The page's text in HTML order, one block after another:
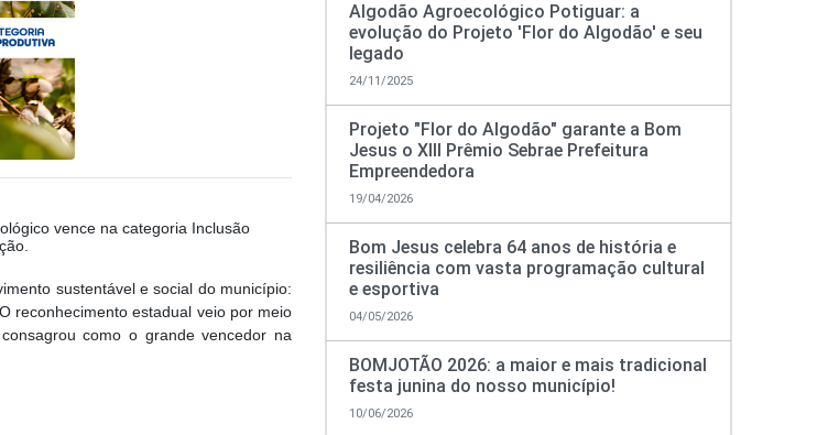
vence na categoria Inclusão
sustentável e social do município:
reconhecimento estadual veio por meio
como o grande vencedor na
Algodão Agroecológico Potiguar: a
evolução do Projeto 'Flor do Algodão' e seu
legado
24/11/2025
Projeto "Flor do Algodão" garante a Bom
Jesus o XIII Prêmio Sebrae Prefeitura
Empreendedora
19/04/2026
Bom Jesus celebra 64 anos de história e
resiliência com vasta programação cultural
e esportiva
04/05/2026
BOMJOTÃO 2026: a maior e mais tradicional
festa junina do nosso município!
10/06/2026